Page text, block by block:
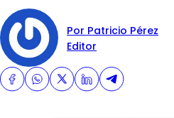
Por Patricio Pérez
Editor